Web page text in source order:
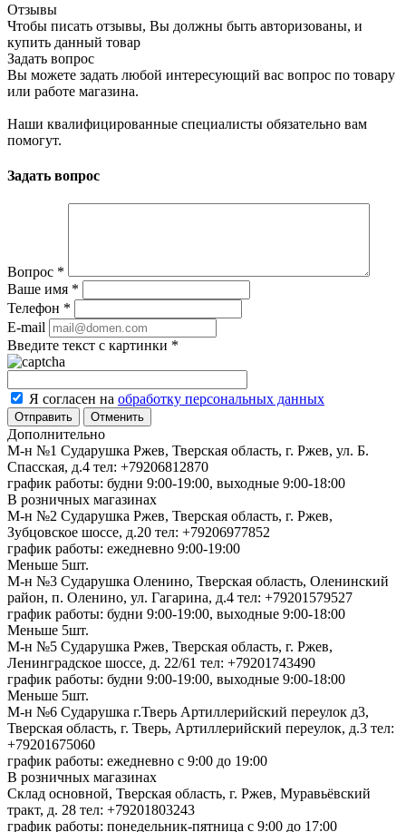
Отзывы
Чтобы писать отзывы, Вы должны быть авторизованы, и
купить данный товар
Задать вопрос
Вы можете задать любой интересующий вас вопрос по товару
или работе магазина.
Наши квалифицированные специалисты обязательно вам
помогут.
Задать вопрос
Вопрос *
Ваше имя *
Телефон *
E-mail
Введите текст с картинки *
Я согласен на обработку персональных данных
Отменить
Дополнительно
М-н №1 Сударушка Ржев, Тверская область, г. Ржев, ул. Б.
Спасская, д.4 тел: +79206812870
график работы: будни 9:00-19:00, выходные 9:00-18:00
В розничных магазинах
М-н №2 Cударушка Ржев, Тверская область, г. Ржев,
Зубцовское шоссе, д.20 тел: +79206977852
график работы: ежедневно 9:00-19:00
Меньше 5шт.
М-н №3 Сударушка Оленино, Тверская область, Оленинский
район, п. Оленино, ул. Гагарина, д.4 тел: +79201579527
график работы: будни 9:00-19:00, выходные 9:00-18:00
Меньше 5шт.
М-н №5 Сударушка Ржев, Тверская область, г. Ржев,
Ленинградское шоссе, д. 22/61 тел: +79201743490
график работы: будни 9:00-19:00, выходные 9:00-18:00
Меньше 5шт.
М-н №6 Сударушка г.Тверь Артиллерийский переулок д3,
Тверская область, г. Тверь, Артиллерийский переулок, д.3 тел:
+79201675060
график работы: ежедневно с 9:00 до 19:00
В розничных магазинах
Склад основной, Тверская область, г. Ржев, Муравьёвский
тракт, д. 28 тел: +79201803243
график работы: понедельник-пятница с 9:00 до 17:00